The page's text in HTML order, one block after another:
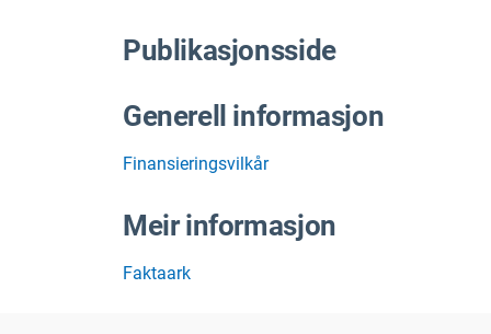
Publikasjonsside
Generell informasjon
Finansieringsvilkår
Meir informasjon
Faktaark